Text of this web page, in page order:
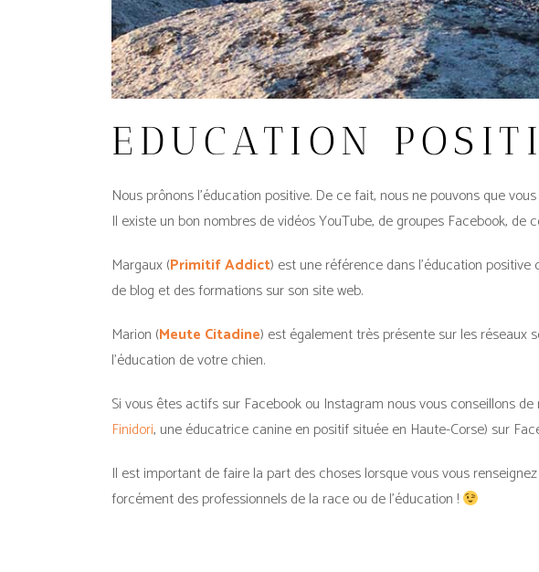
EDUCATION
Nous prônons l’éducation positive. De ce fait, nous ne pouvons que
Il existe un bon nombres de vidéos YouTube, de groupes Facebook,
Margaux (Primitif Addict) est une référence dans l’éducation
de blog et des formations sur son site web.
Marion (Meute Citadine) est également très présente sur les réseaux
l’éducation de votre chien.
Si vous êtes actifs sur Facebook ou Instagram nous vous conseillons
Finidori, une éducatrice canine en positif située en Haute-Corse) sur
Il est important de faire la part des choses lorsque vous vous
forcément des professionnels de la race ou de l’éducation !